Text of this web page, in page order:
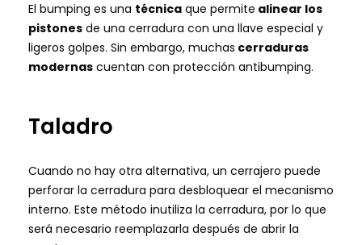
El bumping es una técnica que permite alinear los
pistones de una cerradura con una llave especial y
ligeros golpes. Sin embargo, muchas cerraduras
modernas cuentan con protección antibumping.
Taladro
Cuando no hay otra alternativa, un cerrajero puede
perforar la cerradura para desbloquear el mecanismo
interno. Este método inutiliza la cerradura, por lo que
será necesario reemplazarla después de abrir la